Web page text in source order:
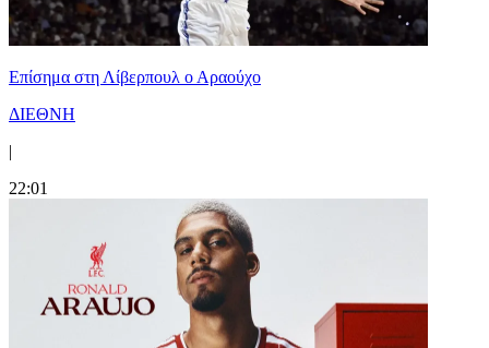
Επίσημα στη Λίβερπουλ ο Αραούχο
ΔΙΕΘΝΗ
|
22:01